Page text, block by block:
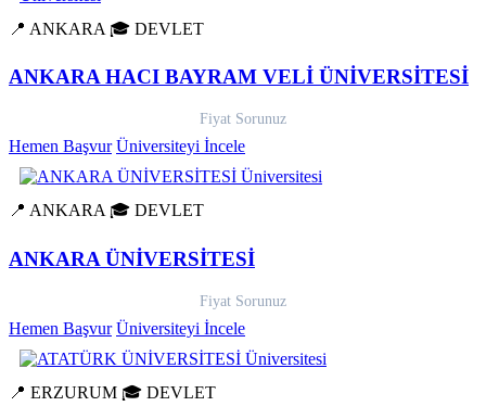
📍 ANKARA 🎓 DEVLET
ANKARA HACI BAYRAM VELİ ÜNİVERSİTESİ
Fiyat Sorunuz
Hemen Başvur Üniversiteyi İncele
📍 ANKARA 🎓 DEVLET
ANKARA ÜNİVERSİTESİ
Fiyat Sorunuz
Hemen Başvur Üniversiteyi İncele
📍 ERZURUM 🎓 DEVLET